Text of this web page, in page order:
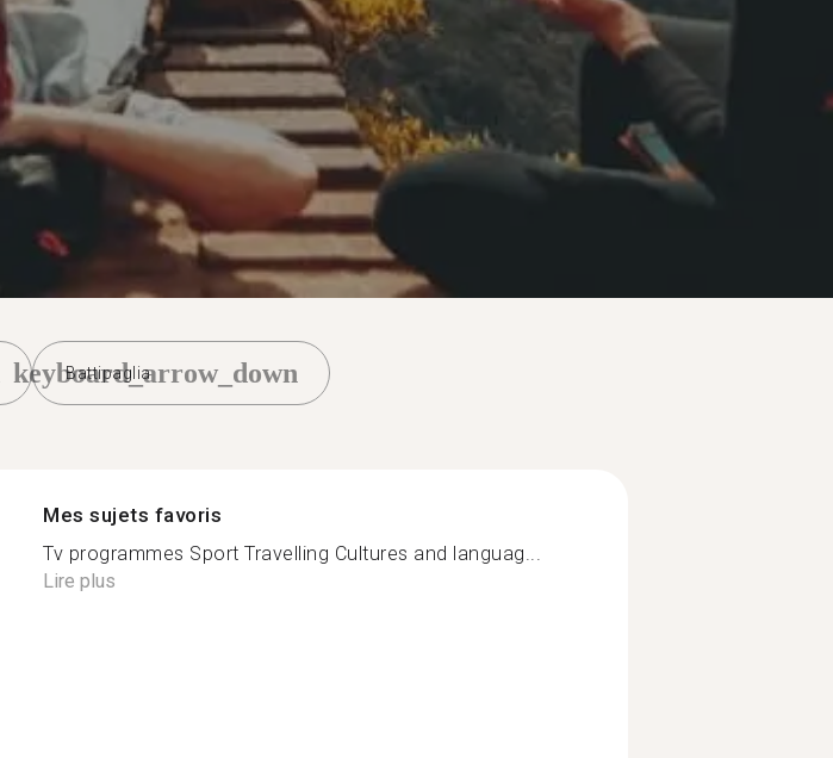
Battipaglia
keyboard_arrow_down
Mes sujets favoris
Tv programmes Sport Travelling Cultures and languag...
Lire plus